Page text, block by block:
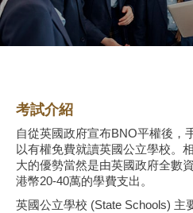
考試介紹
自從英國政府宣布BNO平權後，
以有權免費就讀英國公立學校。
大的優勢當然是由英國政府全數
港幣20-40萬的學費支出。
英國公立學校 (State Schools) 主